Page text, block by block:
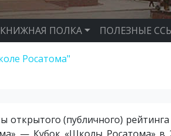
КНИЖНАЯ ПОЛКА ПОЛЕЗНЫЕ
Росатома"
открытого (публичного)